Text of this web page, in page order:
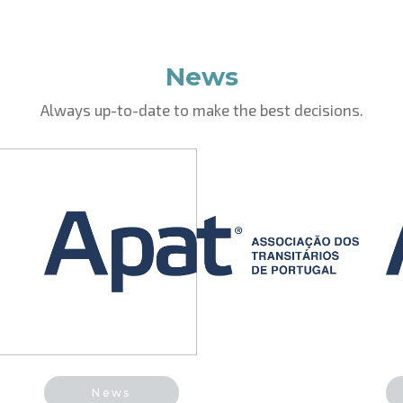
News
Always up-to-date to make the best decisions.
News